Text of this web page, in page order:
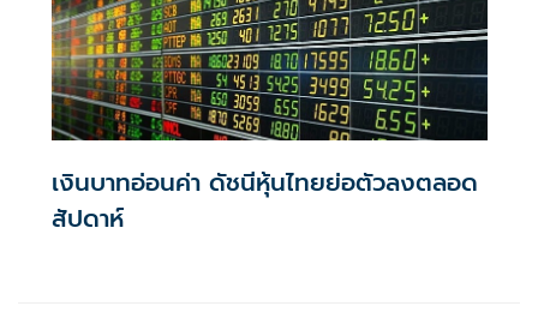
เงินบาทอ่อนค่า ดัชนีหุ้นไทยย่อตัวลงตลอด
สัปดาห์